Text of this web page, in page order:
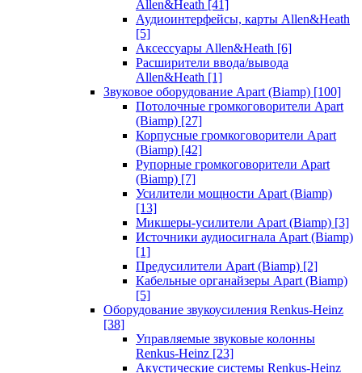
Allen&Heath [41]
Аудиоинтерфейсы, карты Allen&Heath
[5]
Аксессуары Allen&Heath [6]
Расширители ввода/вывода
Allen&Heath [1]
Звуковое оборудование Apart (Biamp) [100]
Потолочные громкоговорители Apart
(Biamp) [27]
Корпусные громкоговорители Apart
(Biamp) [42]
Рупорные громкоговорители Apart
(Biamp) [7]
Усилители мощности Apart (Biamp)
[13]
Микшеры-усилители Apart (Biamp) [3]
Источники аудиосигнала Apart (Biamp)
[1]
Предусилители Apart (Biamp) [2]
Кабельные органайзеры Apart (Biamp)
[5]
Оборудование звукоусиления Renkus-Heinz
[38]
Управляемые звуковые колонны
Renkus-Heinz [23]
Акустические системы Renkus-Heinz